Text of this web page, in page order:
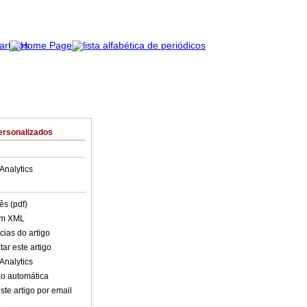
(pdf)
XML
do artigo
este artigo
automática
artigo por email